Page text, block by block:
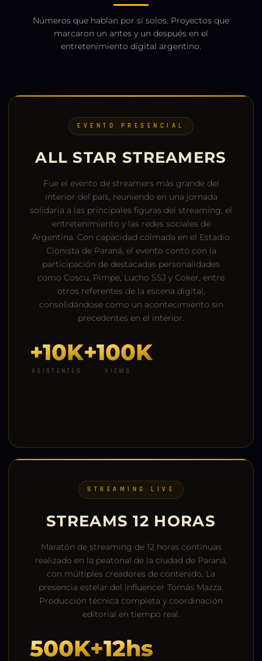
Números que hablan por sí solos. Proyectos que
marcaron un antes y un después en el
entretenimiento digital argentino.
EVENTO PRESENCIAL
ALL STAR STREAMERS
Fue el evento de streamers más grande del
interior del país, reuniendo en una jornada
solidaria a las principales figuras del streaming, el
entretenimiento y las redes sociales de
Argentina. Con capacidad colmada en el Estadio
Cionista de Paraná, el evento contó con la
participación de destacadas personalidades
como Coscu, Pimpe, Lucho SSJ y Coker, entre
otros referentes de la escena digital,
consolidándose como un acontecimiento sin
precedentes en el interior.
+10K
ASISTENTES
+100K
VIEWS
STREAMING LIVE
STREAMS 12 HORAS
Maratón de streaming de 12 horas continuas
realizado en la peatonal de la ciudad de Paraná,
con múltiples creadores de contenido. La
presencia estelar del influencer Tomás Mazza.
Producción técnica completa y coordinación
editorial en tiempo real.
500K+12hs